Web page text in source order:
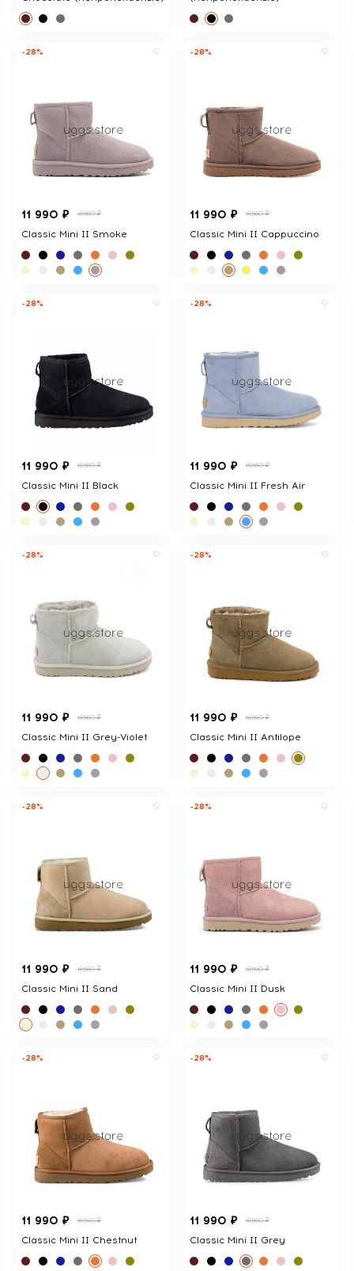
-28%
11 990 ₽ 16560 ₽
Classic Mini II Smoke
-28%
11 990 ₽ 16560 ₽
Classic Mini II Cappuccino
-28%
11 990 ₽ 16560 ₽
Classic Mini II Black
-28%
11 990 ₽ 16560 ₽
Classic Mini II Fresh Air
-28%
11 990 ₽ 16560 ₽
Classic Mini II Grey-Violet
-28%
11 990 ₽ 16560 ₽
Classic Mini II Antilope
-28%
11 990 ₽ 16560 ₽
Classic Mini II Sand
-28%
11 990 ₽ 16560 ₽
Classic Mini II Dusk
-28%
11 990 ₽ 16560 ₽
Classic Mini II Chestnut
-28%
11 990 ₽ 16560 ₽
Classic Mini II Grey